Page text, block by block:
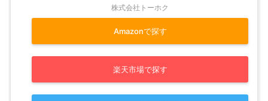
株式会社トーホク
Amazonで探す
楽天市場で探す